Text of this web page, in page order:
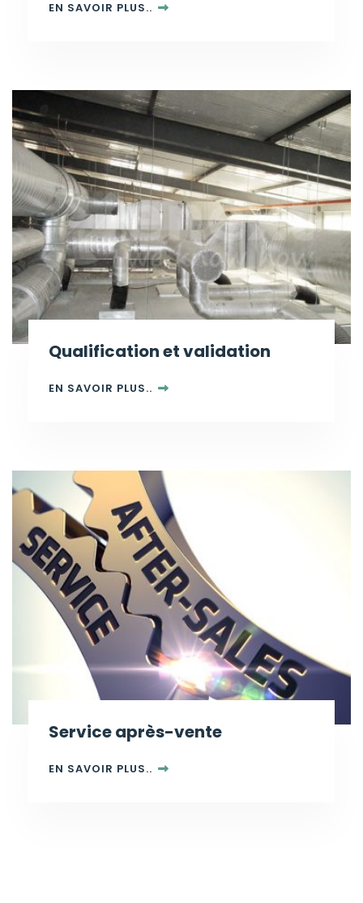
EN SAVOIR PLUS..
Qualification et validation
EN SAVOIR PLUS..
Service après-vente
EN SAVOIR PLUS..